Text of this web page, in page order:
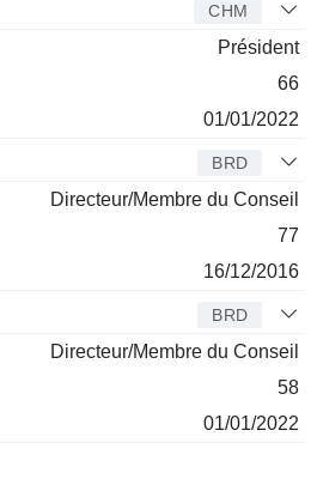
CHM
Président
66
01/01/2022
BRD
Directeur/Membre du Conseil
77
16/12/2016
BRD
Directeur/Membre du Conseil
58
01/01/2022